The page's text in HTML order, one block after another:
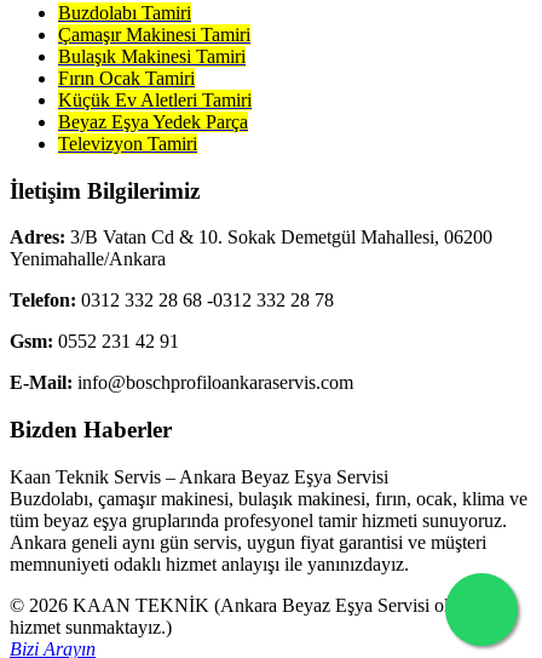
Buzdolabı Tamiri
Çamaşır Makinesi Tamiri
Bulaşık Makinesi Tamiri
Fırın Ocak Tamiri
Küçük Ev Aletleri Tamiri
Beyaz Eşya Yedek Parça
Televizyon Tamiri
İletişim Bilgilerimiz
Adres: 3/B Vatan Cd & 10. Sokak Demetgül Mahallesi, 06200
Yenimahalle/Ankara
Telefon: 0312 332 28 68 -0312 332 28 78
Gsm: 0552 231 42 91
E-Mail: info@boschprofiloankaraservis.com
Bizden Haberler
Kaan Teknik Servis – Ankara Beyaz Eşya Servisi
Buzdolabı, çamaşır makinesi, bulaşık makinesi, fırın, ocak, klima ve
tüm beyaz eşya gruplarında profesyonel tamir hizmeti sunuyoruz.
Ankara geneli aynı gün servis, uygun fiyat garantisi ve müşteri
memnuniyeti odaklı hizmet anlayışı ile yanınızdayız.
© 2026 KAAN TEKNİK (Ankara Beyaz Eşya Servisi olarak
hizmet sunmaktayız.)
Bizi Arayın